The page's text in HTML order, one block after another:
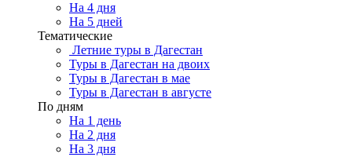
На 4 дня
На 5 дней
Тематические
Летние туры в Дагестан
Туры в Дагестан на двоих
Туры в Дагестан в мае
Туры в Дагестан в августе
По дням
На 1 день
На 2 дня
На 3 дня